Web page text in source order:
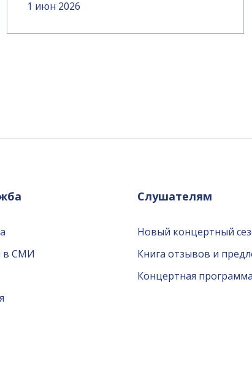
1 июн 2026
в СМИ
Слушателям
Новый концертный
Книга отзывов и
Концертная программа